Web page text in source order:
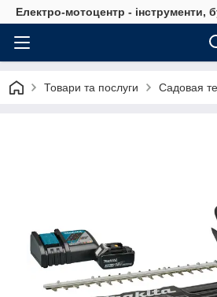
Електро-мотоцентр - інструменти,
Товари та послуги Садовая